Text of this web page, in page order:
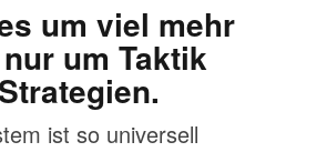
um viel mehr
um Taktik
Strategien.
ist so universell